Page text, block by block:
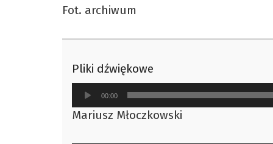
Fot. archiwum
Pliki dźwiękowe
Odtwarzacz
plików
dźwiękowych
00:00
Mariusz Młoczkowski